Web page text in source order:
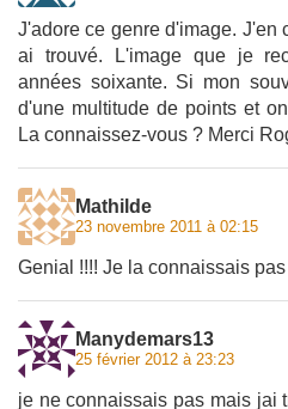
J'adore ce genre d'image. J'en
ai trouvé. L'image que je
années soixante. Si mon
d'une multitude de points et
La connaissez-vous ? Merci
Mathilde
23 novembre 2011 à 02:15
Genial !!!! Je la connaissais
Manydemars13
25 février 2012 à 23:23
je ne connaissais pas mais jai